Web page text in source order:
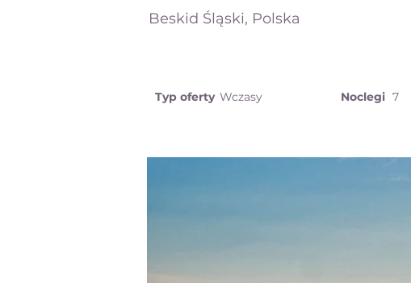
Beskid Śląski, Polska
Noclegi
Wczasy 7
Typ oferty